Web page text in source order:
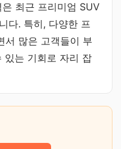
최근 프리미엄 SUV
다. 특히, 다양한 프
서 많은 고객들이 부
있는 기회로 자리 잡